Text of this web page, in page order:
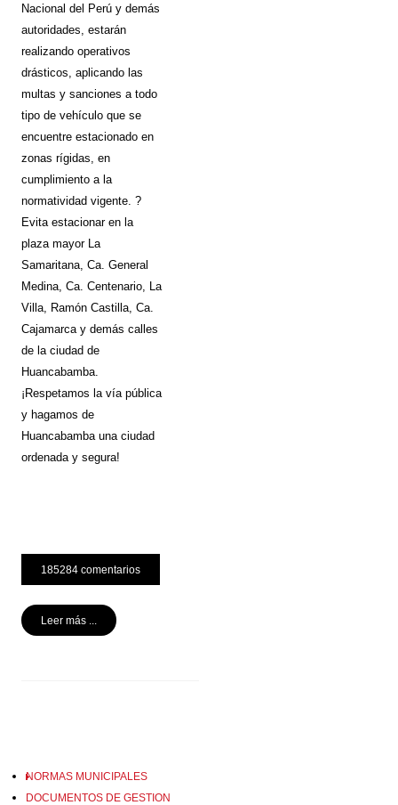
Nacional del Perú y demás
autoridades, estarán
realizando operativos
drásticos, aplicando las
multas y sanciones a todo
tipo de vehículo que se
encuentre estacionado en
zonas rígidas, en
cumplimiento a la
normatividad vigente. ?
Evita estacionar en la
plaza mayor La
Samaritana, Ca. General
Medina, Ca. Centenario, La
Villa, Ramón Castilla, Ca.
Cajamarca y demás calles
de la ciudad de
Huancabamba.
¡Respetamos la vía pública
y hagamos de
Huancabamba una ciudad
ordenada y segura!
185284 comentarios
Leer más ...
NORMAS MUNICIPALES
DOCUMENTOS DE GESTION